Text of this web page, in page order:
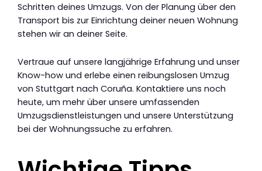
Schritten deines Umzugs. Von der Planung über den
Transport bis zur Einrichtung deiner neuen Wohnung
stehen wir an deiner Seite.
Vertraue auf unsere langjährige Erfahrung und unser
Know-how und erlebe einen reibungslosen Umzug
von Stuttgart nach Coruña. Kontaktiere uns noch
heute, um mehr über unsere umfassenden
Umzugsdienstleistungen und unsere Unterstützung
bei der Wohnungssuche zu erfahren.